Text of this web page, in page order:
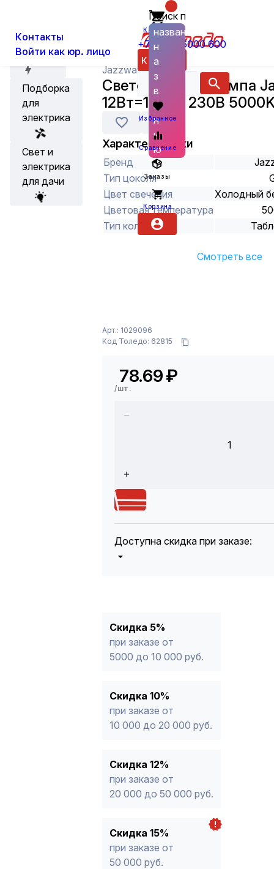
Контакты
Войти как юр. лицо
Корзина
+7 (800) 6000 600
Каталог
Поиск по
названию
н
а
з
в
а
н
и
ю
Избранное
Сравнение
Заказы
Корзина
Акции
Подборка
для
электрика
Свет и
электрика
для дачи
Лампы Светодиодные лампы
Jazzway
Светодиодная лампа
12Вт=100Вт 230В
Характеристики
Бренд
Тип цоколя
Цвет свечения
Холодный
Цветовая температура
Тип колбы
Смотреть все
Арт.: 1029096
Код Толедо: 62815
78.69₽
/шт.
1
Доступна скидка при заказе:
* -Для заказов, состоящих
продукции, максимальная скидка
Скидка 5%
при заказе от
5000 до 10 000 руб.
Скидка 10%
при заказе от
10 000 до 20 000 руб.
Скидка 12%
при заказе от
20 000 до 50 000 руб.
Скидка 15%
при заказе от
50 000 руб.